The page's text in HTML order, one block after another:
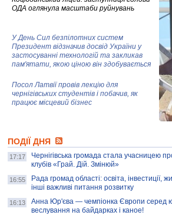
ОДА оглянула масштаби руйнувань
У День Сил безпілотних систем
Президент відзначив досвід України у
застосуванні технологій та закликав
пам'ятати, якою ціною він здобувається
Посол Латвії провів лекцію для
чернігівських студентів і побачив, як
працює місцевий бізнес
колекцію про війну, емоції та тварин
AB InBev Efes Україна підтримала
навчальний проєкт "Молодіжна бізнес-
школа", спрямований на розвиток
підприємництва у Чернігівській області
ПОДІЇ ДНЯ
17:17
Чернігівська громада стала учасницею
клубів «Грай. Дій. Змінюй»
16:55
Рада громад області: освіта, інвестиції,
інші важливі питання розвитку
16:13
Анна Юр'єва — чемпіонка Європи серед
веслування на байдарках і каное!